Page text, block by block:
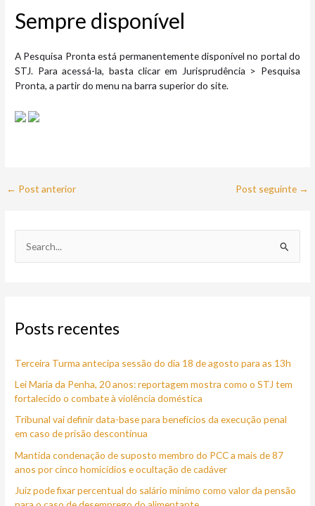
Sempre disp​onível
A Pesquisa Pronta está permanentemente disponível no portal do
STJ. Para acessá-la, basta clicar em Jurisprudência > Pesquisa
Pronta, a partir do menu na barra superior do site.
← Post anterior Post seguinte →
u
s
a
r
p
o
r
:
Posts recentes
Terceira Turma antecipa sessão do dia 18 de agosto para as 13h
Lei Maria da Penha, 20 anos: reportagem mostra como o STJ tem
fortalecido o combate à violência doméstica
Tribunal vai definir data-base para benefícios da execução penal
em caso de prisão descontínua
Mantida condenação de suposto membro do PCC a mais de 87
anos por cinco homicídios e ocultação de cadáver
Juiz pode fixar percentual do salário mínimo como valor da pensão